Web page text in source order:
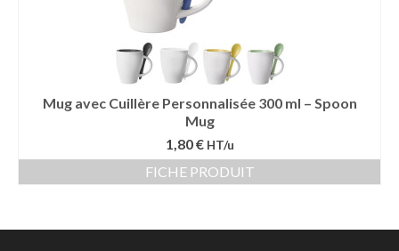
Mug avec Cuillère Personnalisée 300 ml – Spoon
Mug
1,80 € HT/u
FICHE PRODUIT